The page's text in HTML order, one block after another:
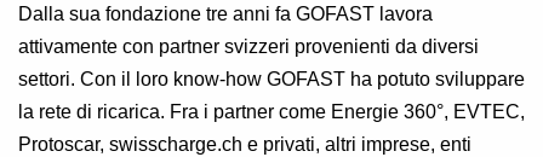
Dalla sua fondazione tre anni fa GOFAST lavora
attivamente con partner svizzeri provenienti da diversi
settori. Con il loro know-how GOFAST ha potuto sviluppare
la rete di ricarica. Fra i partner come Energie 360°, EVTEC,
Protoscar, swisscharge.ch e privati, altri imprese, enti